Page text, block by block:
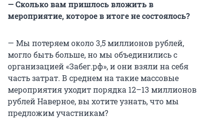
— Сколько вам пришлось вложить в
мероприятие, которое в итоге не состоялось?
— Мы потеряем около 3,5 миллионов рублей,
могло быть больше, но мы объединились с
организацией «Забег.рф», и они взяли на себя
часть затрат. В среднем на такие массовые
мероприятия уходит порядка 12–13 миллионов
рублей Наверное, вы хотите узнать, что мы
предложим участникам?